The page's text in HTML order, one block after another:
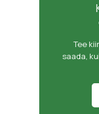
Tee
saada,